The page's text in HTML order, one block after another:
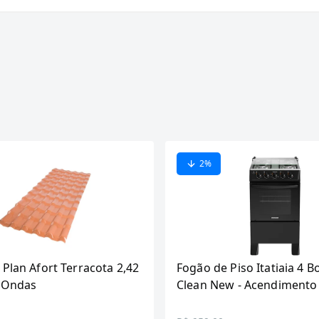
Plan Afort Terracota 2,42
2%
Fogão de Piso Itatiaia 4
Clean New -